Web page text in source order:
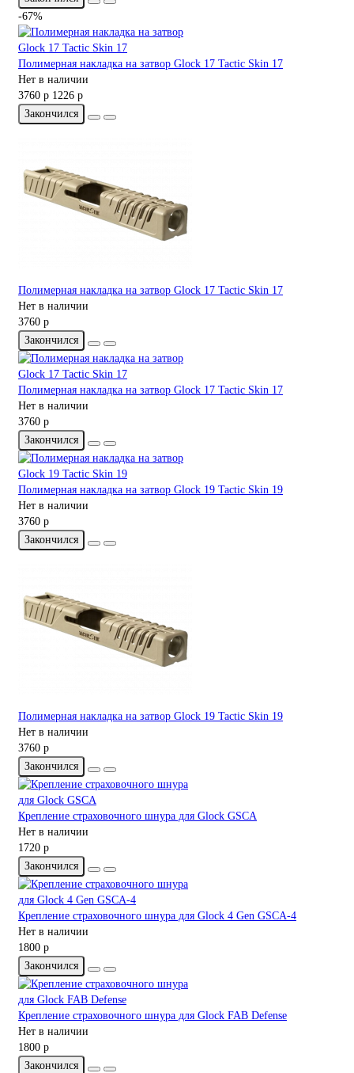
-67%
Полимерная накладка на затвор Glock 17 Tactic Skin 17
Нет в наличии
3760 р 1226 р
Закончился
Полимерная накладка на затвор Glock 17 Tactic Skin 17
Нет в наличии
3760 р
Закончился
Полимерная накладка на затвор Glock 17 Tactic Skin 17
Нет в наличии
3760 р
Закончился
Полимерная накладка на затвор Glock 19 Tactic Skin 19
Нет в наличии
3760 р
Закончился
Полимерная накладка на затвор Glock 19 Tactic Skin 19
Нет в наличии
3760 р
Закончился
Крепление страховочного шнура для Glock GSCA
Нет в наличии
1720 р
Закончился
Крепление страховочного шнура для Glock 4 Gen GSCA-4
Нет в наличии
1800 р
Закончился
Крепление страховочного шнура для Glock FAB Defense
Нет в наличии
1800 р
Закончился